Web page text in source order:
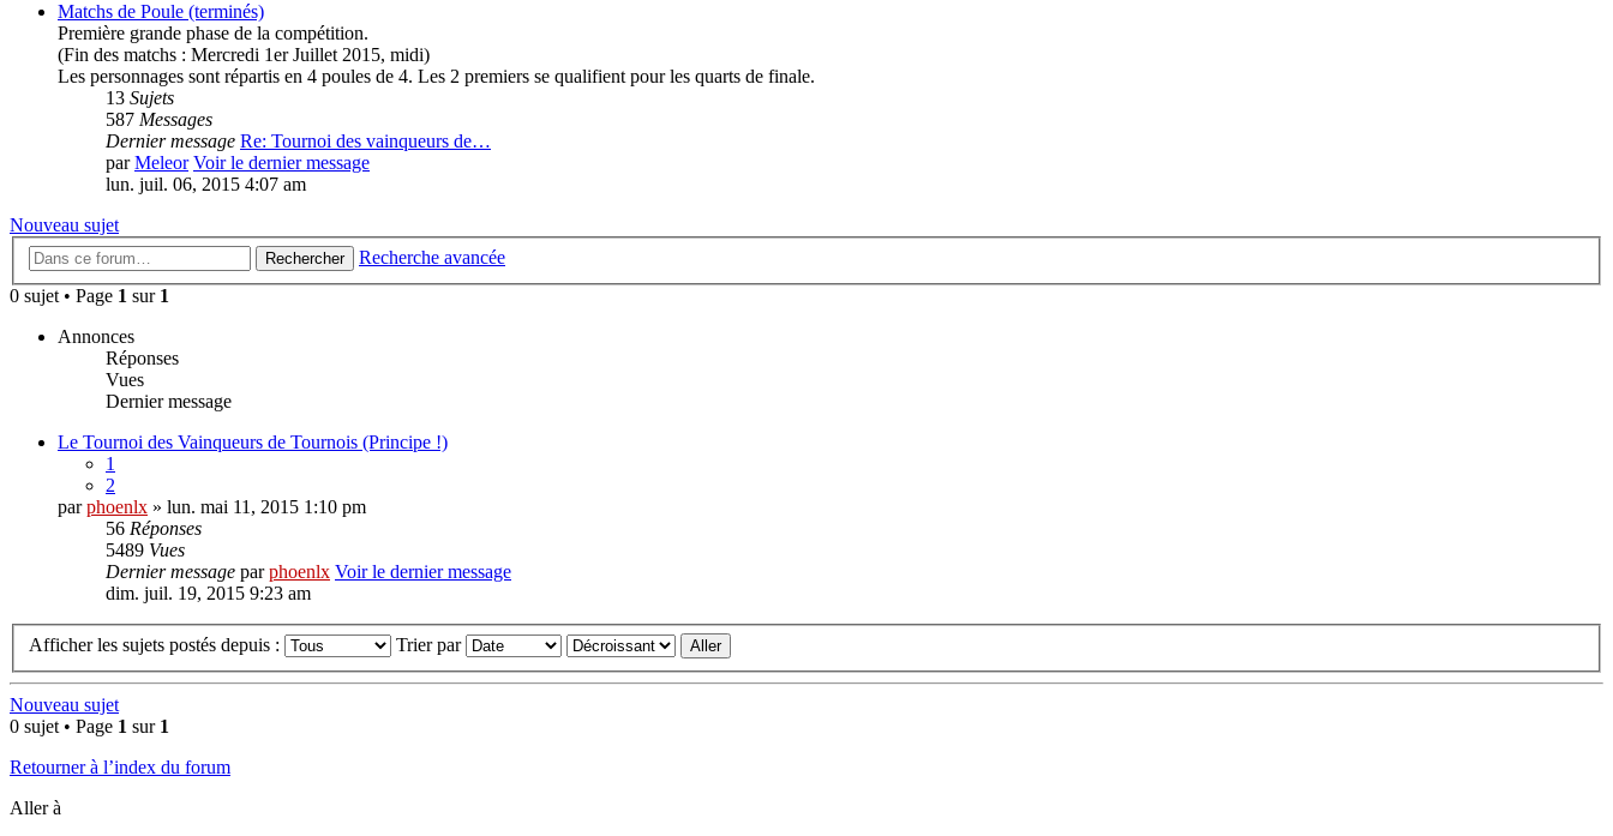
Matchs de Poule (terminés)
Première grande phase de la compétition.
(Fin des matchs : Mercredi 1er Juillet 2015, midi)
Les personnages sont répartis en 4 poules de 4. Les 2 premiers se qualifient pour les quarts de finale.
13 Sujets
587 Messages
Dernier message Re: Tournoi des vainqueurs de…
parMeleor Voir le dernier message
lun. juil. 06, 2015 4:07 am
Nouveau sujet
Rechercher
Recherche avancée
0 sujet • Page 1 sur 1
Annonces
Réponses
Vues
Dernier message
Le Tournoi des Vainqueurs de Tournois (Principe !)
1
2
parphoenlx » lun. mai 11, 2015 1:10 pm
56 Réponses
5489 Vues
Dernier message parphoenlx Voir le dernier message
dim. juil. 19, 2015 9:23 am
Afficher les sujets postés depuis : Trier par
Nouveau sujet
0 sujet • Page 1 sur 1
Retourner à l’index du forum
Aller à